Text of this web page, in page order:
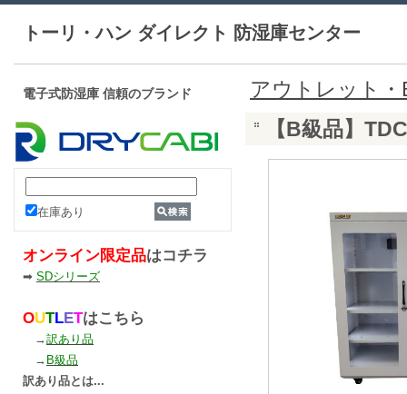
トーリ・ハン ダイレクト 防湿庫センター
電子式防湿庫 信頼のブランド
在庫あり
オンライン限定品はコチラ
➡ SDシリーズ
OUTLETはこちら
→訳あり品
→ B級品
訳あり品とは...
アウトレット・
【B級品】